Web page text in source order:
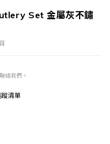
Set 金屬灰不鏽
絡我們。
清單